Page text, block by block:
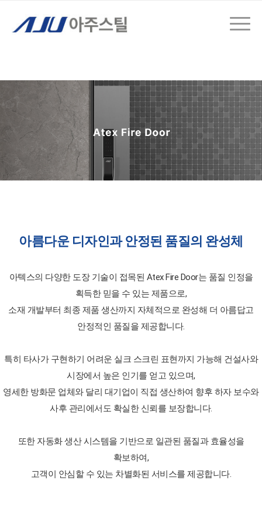
아름다운 디자인과 안정된 품질의 완성체
아텍스의 다양한 도장 기술이 접목된 Atex Fire Door는 품질 인정을
획득한 믿을 수 있는 제품으로,
소재 개발부터 최종 제품 생산까지 자체적으로 완성해 더 아름답고
안정적인 품질을 제공합니다.
특히 타사가 구현하기 어려운 실크 스크린 표현까지 가능해 건설사와
시장에서 높은 인기를 얻고 있으며,
영세한 방화문 업체와 달리 대기업이 직접 생산하여 향후 하자 보수와
사후 관리에서도 확실한 신뢰를 보장합니다.
또한 자동화 생산 시스템을 기반으로 일관된 품질과 효율성을
확보하여,
고객이 안심할 수 있는 차별화된 서비스를 제공합니다.